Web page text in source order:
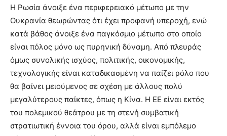
Η Ρωσία άνοιξε ένα περιφερειακό μέτωπο με την
Ουκρανία θεωρώντας ότι έχει προφανή υπεροχή, ενώ
κατά βάθος άνοιξε ένα παγκόσμιο μέτωπο στο οποίο
είναι πόλος μόνο ως πυρηνική δύναμη. Από πλευράς
όμως συνολικής ισχύος, πολιτικής, οικονομικής,
τεχνολογικής είναι καταδικασμένη να παίζει ρόλο που
θα βαίνει μειούμενος σε σχέση με άλλους πολύ
μεγαλύτερους παίκτες, όπως η Κίνα. Η ΕΕ είναι εκτός
του πολεμικού θεάτρου με τη στενή συμβατική
στρατιωτική έννοια του όρου, αλλά είναι εμπόλεμο